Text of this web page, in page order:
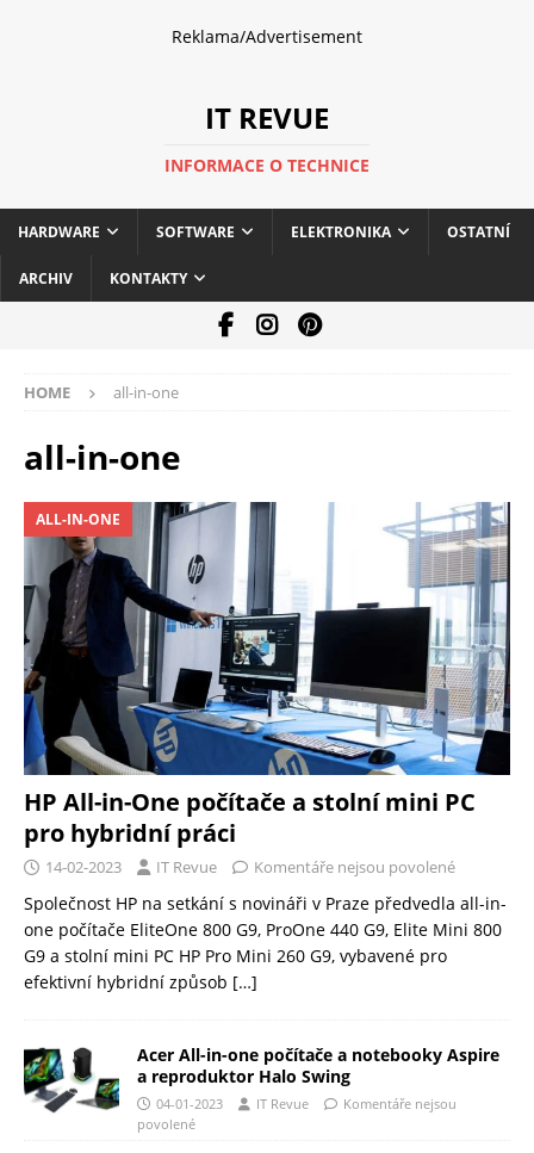
Reklama/Advertisement
IT REVUE
INFORMACE O TECHNICE
HARDWARE SOFTWARE ELEKTRONIKA OSTATNÍ
ARCHIV KONTAKTY
HOME all-in-one
all-in-one
ALL-IN-ONE
HP All-in-One počítače a stolní mini PC
pro hybridní práci
14-02-2023 IT Revue Komentáře nejsou povolené
Společnost HP na setkání s novináři v Praze předvedla all-in-
one počítače EliteOne 800 G9, ProOne 440 G9, Elite Mini 800
G9 a stolní mini PC HP Pro Mini 260 G9, vybavené pro
efektivní hybridní způsob […]
Acer All-in-one počítače a notebooky Aspire
a reproduktor Halo Swing
04-01-2023 IT Revue
Komentáře nejsou
povolené